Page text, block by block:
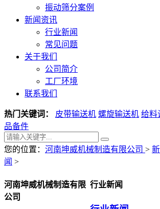
振动筛分案例
新闻资讯
行业新闻
常见问题
关于我们
公司简介
工厂环境
联系我们
热门关键词： 皮带输送机 螺旋输送机 给料
品备件
您的位置： 河南坤威机械制造有限公司 >
闻 >
行业新闻
河南坤威机械制造有限
公司